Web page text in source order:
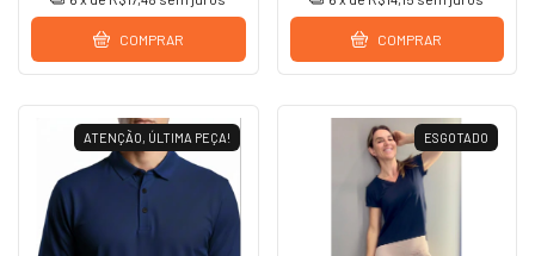
COMPRAR COMPRAR
ATENÇÃO, ÚLTIMA PEÇA! ESGOTADO